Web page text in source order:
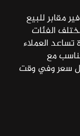
مقابر للبيع
الفئات
تساعد العملاء
مع
سعر وفي وقت